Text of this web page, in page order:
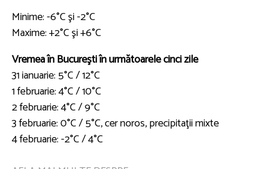
Minime: -6°C şi -2°C
Maxime: +2°C şi +6°C
Vremea în Bucureşti în următoarele cinci zile
31 ianuarie: 5°C / 12°C
1 februarie: 4°C / 10°C
2 februarie: 4°C / 9°C
3 februarie: 0°C / 5°C, cer noros, precipitaţii mixte
4 februarie: -2°C / 4°C